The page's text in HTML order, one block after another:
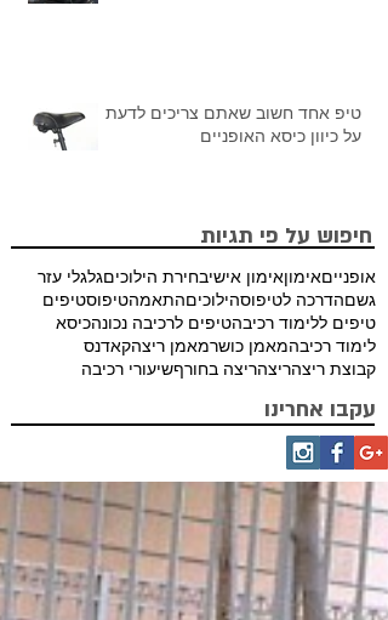
טיפ אחד חשוב שאתם צריכים לדעת
על כיוון כיסא האופניים
חיפוש על פי תגיות
אופנייםאימוןאימון אישיבחירת הילוכיםגלגלי עזר
גשםהדרכה לטיפוסהילוכיםהתאמהטיפוסטיפים
טיפים ללימוד רכיבהטיפים לרכיבה נכונהכיסא
לימוד רכיבהמאמן כושרמאמן ריצהקאדנס
קבוצת ריצהריצהריצה בחורףשיעורי רכיבה
עקבו אחרינו